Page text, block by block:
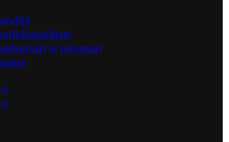
si returnari